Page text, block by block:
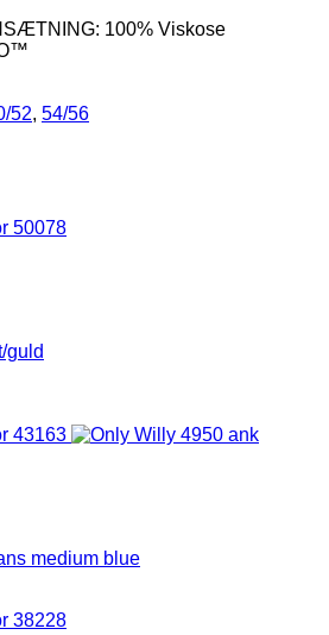
100% Viskose
52, 54/56
guld
medium blue